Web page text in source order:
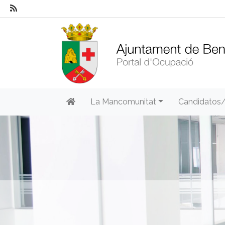
La Mancomunitat